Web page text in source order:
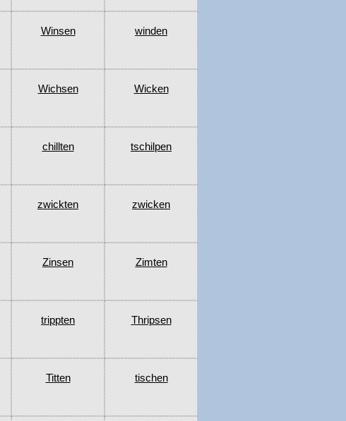
Winsen winden
Wichsen Wicken
chillten tschilpen
zwickten zwicken
Zinsen Zimten
trippten Thripsen
Titten tischen